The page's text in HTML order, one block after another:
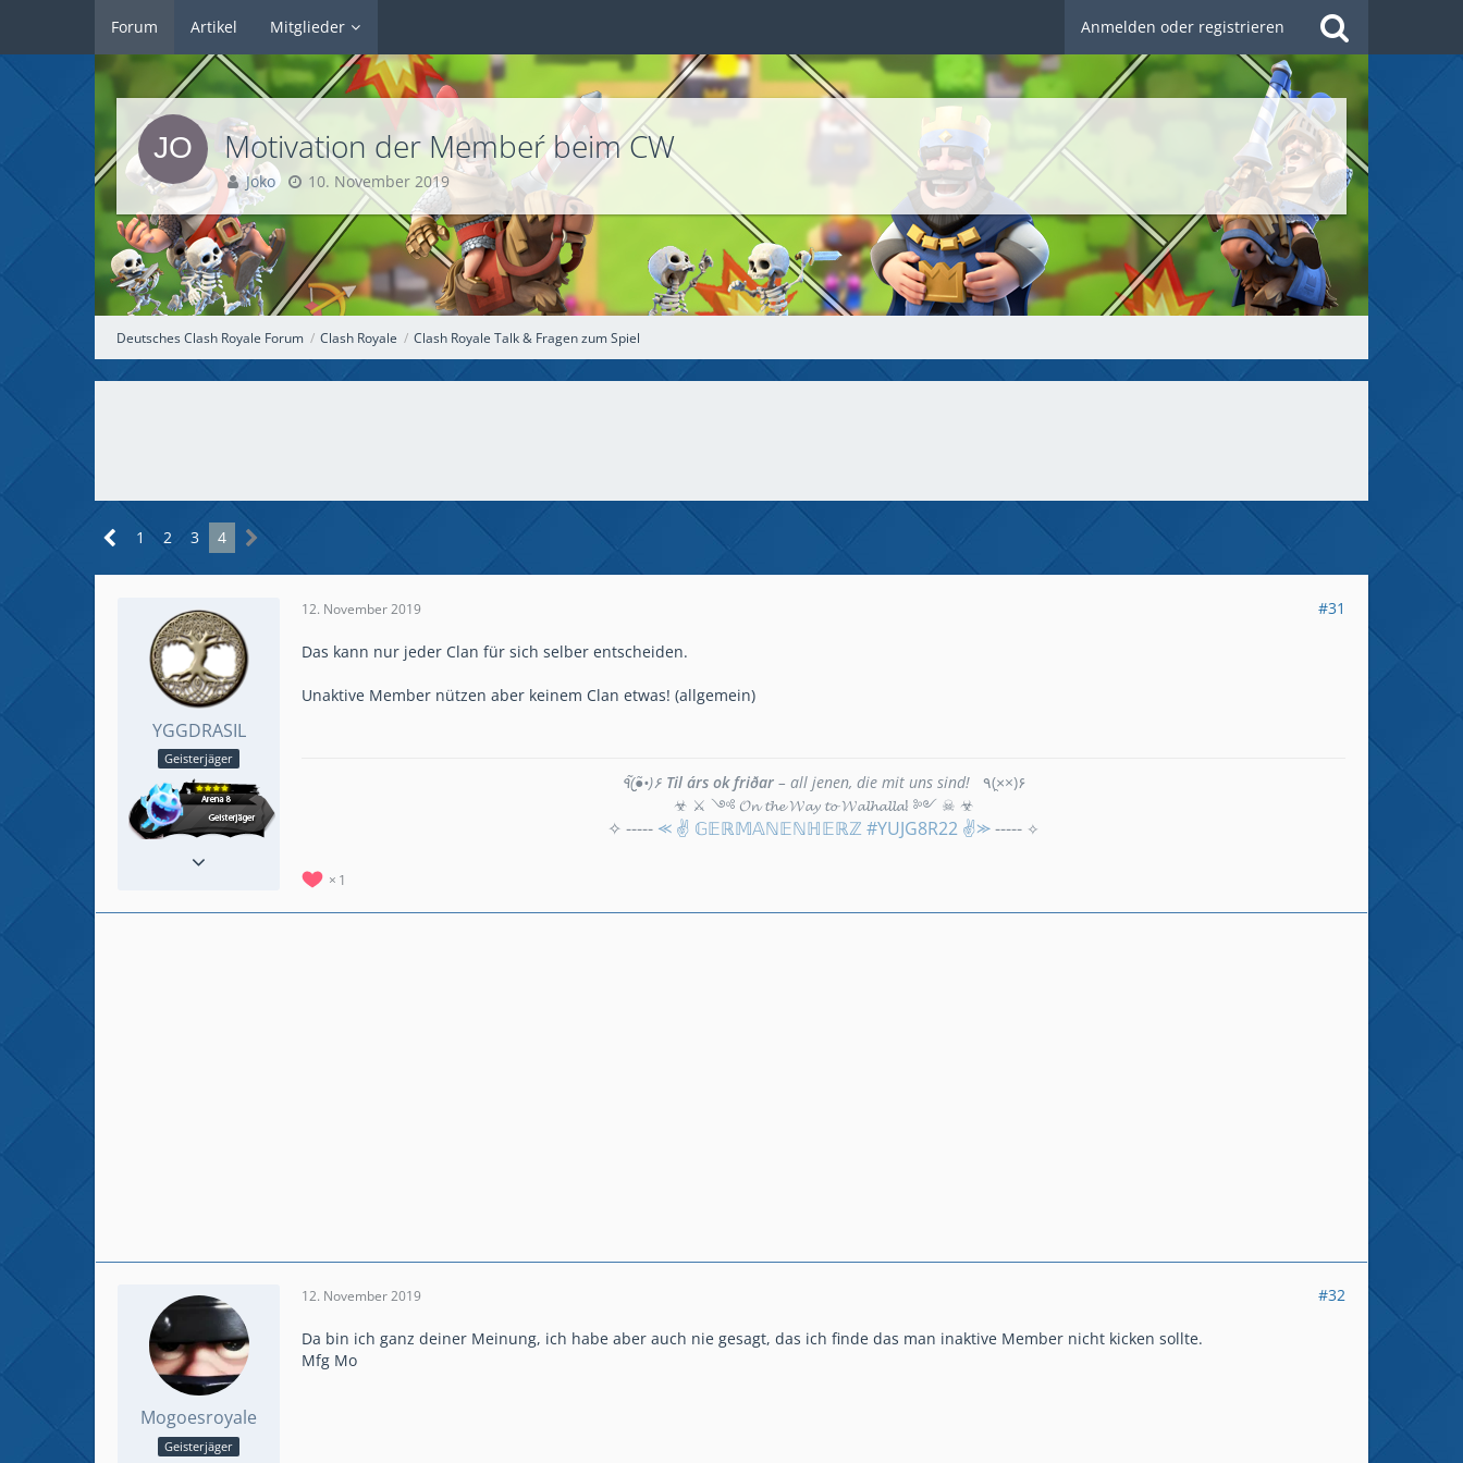
Forum Artikel Mitglieder Anmelden oder registrieren
Deutsches Clash Royale Forum Clash Royale Clash Royale Talk & Fragen zum Spiel
Motivation der Membeŕ beim CW
Joko 10. November 2019
1 2 3 4
YGGDRASIL
Geisterjäger
12. November 2019 #31
Das kann nur jeder Clan für sich selber entscheiden.
Unaktive Member nützen aber keinem Clan etwas! (allgemein)
٩(●̮̮̃•̃)۶Til árs ok friðar– all jenen, die mit uns sind!
٩(×̯×)۶
☣ ⚔ ༺ 𝓞𝓷 𝓽𝓱𝓮 𝓦𝓪𝔂 𝓽𝓸 𝓦𝓪𝓵𝓱𝓪𝓵𝓵𝓪! ༻ ☠ ☣
✧ ----- ⪻ ✌ 𝔾𝔼ℝ𝕄𝔸ℕ𝔼ℕℍ𝔼ℝℤ #YUJG8R22 ✌⪼----- ✧
1
Mogoesroyale
Geisterjäger
12. November 2019 #32
Da bin ich ganz deiner Meinung, ich habe aber auch nie gesagt, das ich finde das man inaktive Member nicht kicken sollte.
Mfg Mo